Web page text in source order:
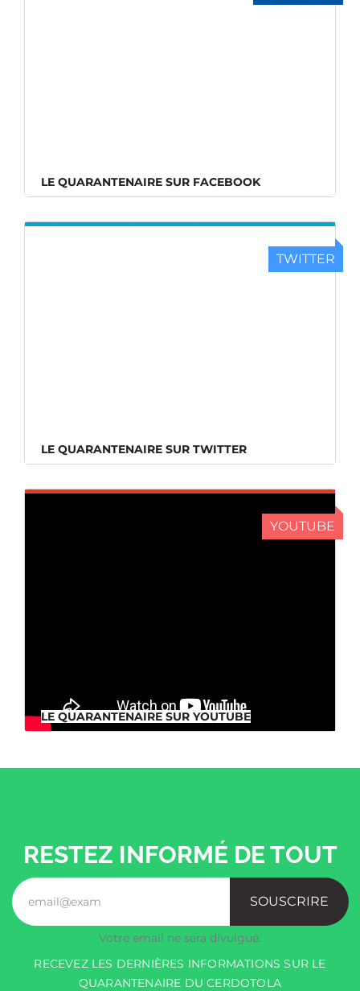
LE QUARANTENAIRE SUR FACEBOOK
TWITTER
LE QUARANTENAIRE SUR TWITTER
YOUTUBE
LE QUARANTENAIRE SUR YOUTUBE
RESTEZ INFORMÉ DE TOUT
SOUSCRIRE
Votre email ne sera divulgué.
RECEVEZ LES DERNIÈRES INFORMATIONS SUR LE
QUARANTENAIRE DU CERDOTOLA